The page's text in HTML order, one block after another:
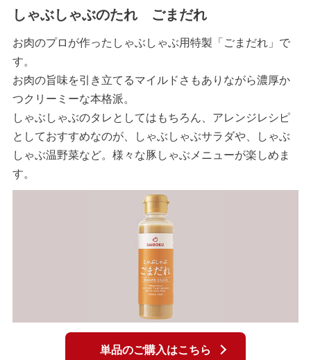
しゃぶしゃぶのたれ ごまだれ
お肉のプロが作ったしゃぶしゃぶ用特製「ごまだれ」で
す。
お肉の旨味を引き立てるマイルドさもありながら濃厚か
つクリーミーな本格派。
しゃぶしゃぶのタレとしてはもちろん、アレンジレシピ
としておすすめなのが、しゃぶしゃぶサラダや、しゃぶ
しゃぶ温野菜など。様々な豚しゃぶメニューが楽しめま
す。
単品のご購入はこちら